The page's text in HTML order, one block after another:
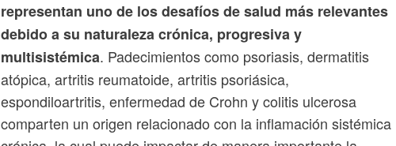
representan uno de los desafíos de salud más relevantes
debido a su naturaleza crónica, progresiva y
multisistémica. Padecimientos como psoriasis, dermatitis
atópica, artritis reumatoide, artritis psoriásica,
espondiloartritis, enfermedad de Crohn y colitis ulcerosa
comparten un origen relacionado con la inflamación sistémica